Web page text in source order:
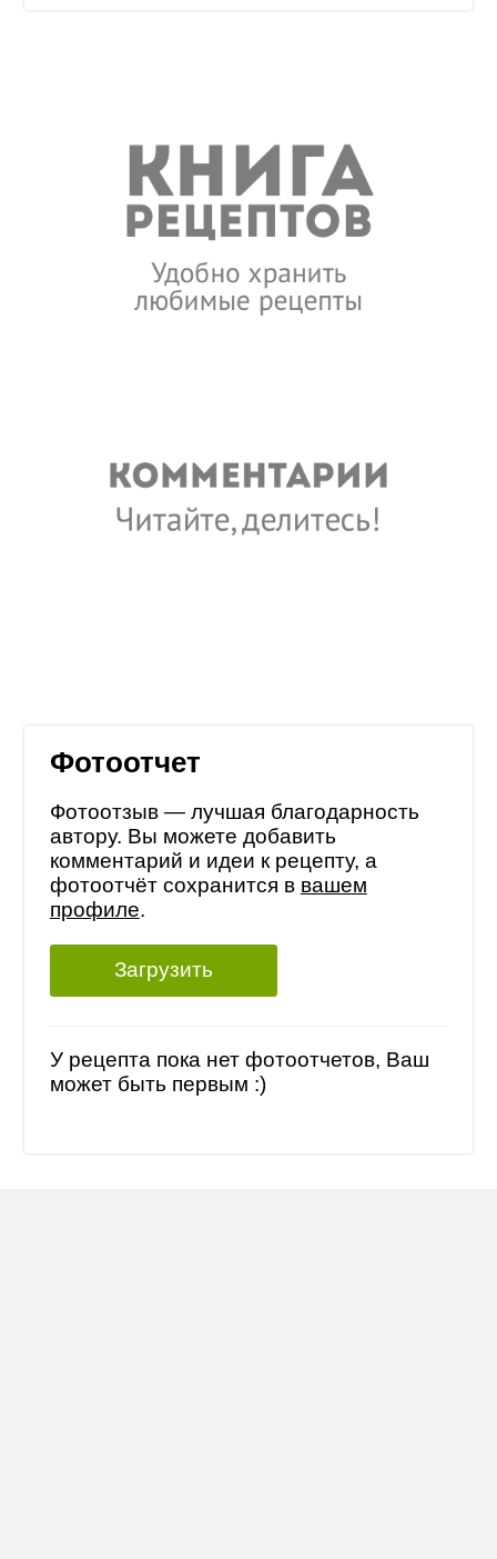
Фотоотчет
Фотоотзыв — лучшая благодарность
автору. Вы можете добавить
комментарий и идеи к рецепту, а
фотоотчёт сохранится в вашем
профиле.
Загрузить
У рецепта пока нет фотоотчетов, Ваш
может быть первым :)